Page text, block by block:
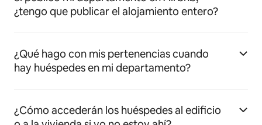
¿tengo que publicar el alojamiento entero?
¿Qué hago con mis pertenencias cuando
hay huéspedes en mi departamento?
¿Cómo accederán los huéspedes al edificio